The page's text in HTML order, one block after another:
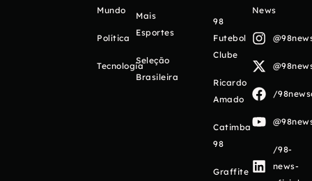
Mundo
Política
Tecnologia
Mais
Esportes
Seleção
Brasileira
98
Futebol
Clube
Ricardo
Amado
Catimba
98
Graffite
News
/
/98-
news-